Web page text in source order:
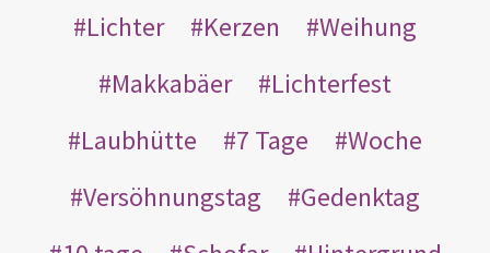
Lichter
Kerzen
Weihung
Makkabäer
Lichterfest
Laubhütte
7 Tage
Woche
Versöhnungstag
Gedenktag